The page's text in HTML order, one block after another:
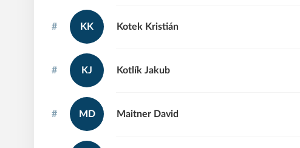
# KK Kristián
Kotek
# KJ Jakub
Kotlík
# MD David
Maitner